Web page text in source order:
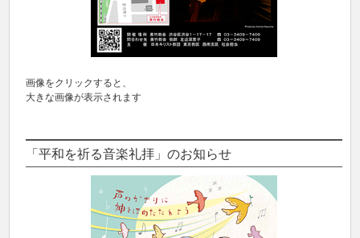
画像をクリックすると、
大きな画像が表示されます
「平和を祈る音楽礼拝」のお知らせ